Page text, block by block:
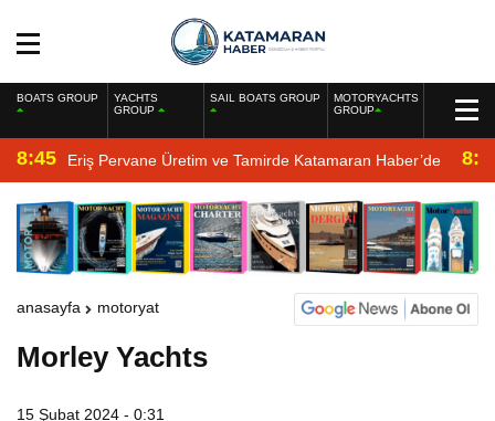
BOATS GROUP
YACHTS
GROUP
SAIL BOATS GROUP
MOTORYACHTS
GROUP
8:45 Eriş Pervane Üretim ve Tamirde Katamaran Haber’de
anasayfa motoryat
Morley Yachts
15 Şubat 2024 - 0:31